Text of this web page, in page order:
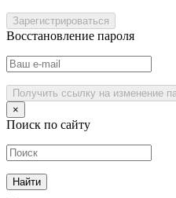
Зарегистрироваться
Восстановление пароля
Получить ссылку на изменение
×
Поиск по сайту